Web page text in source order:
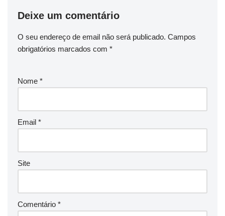
Deixe um comentário
O seu endereço de email não será publicado. Campos
obrigatórios marcados com *
Nome *
Email *
Site
Comentário *